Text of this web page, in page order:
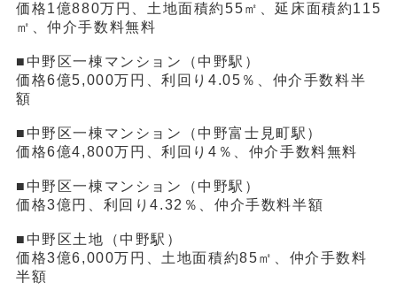
価格1億880万円、土地面積約55㎡、延床面積約115
㎡、仲介手数料無料
■中野区一棟マンション（中野駅）
価格6億5,000万円、利回り4.05％、仲介手数料半
額
■中野区一棟マンション（中野富士見町駅）
価格6億4,800万円、利回り4％、仲介手数料無料
■中野区一棟マンション（中野駅）
価格3億円、利回り4.32％、仲介手数料半額
■中野区土地（中野駅）
価格3億6,000万円、土地面積約85㎡、仲介手数料
半額